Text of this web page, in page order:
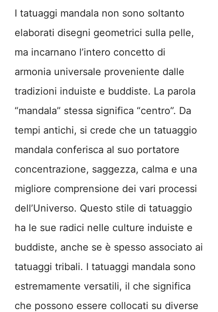
I tatuaggi mandala non sono soltanto
elaborati disegni geometrici sulla pelle,
ma incarnano l’intero concetto di
armonia universale proveniente dalle
tradizioni induiste e buddiste. La parola
“mandala” stessa significa “centro”. Da
tempi antichi, si crede che un tatuaggio
mandala conferisca al suo portatore
concentrazione, saggezza, calma e una
migliore comprensione dei vari processi
dell’Universo. Questo stile di tatuaggio
ha le sue radici nelle culture induiste e
buddiste, anche se è spesso associato ai
tatuaggi tribali. I tatuaggi mandala sono
estremamente versatili, il che significa
che possono essere collocati su diverse